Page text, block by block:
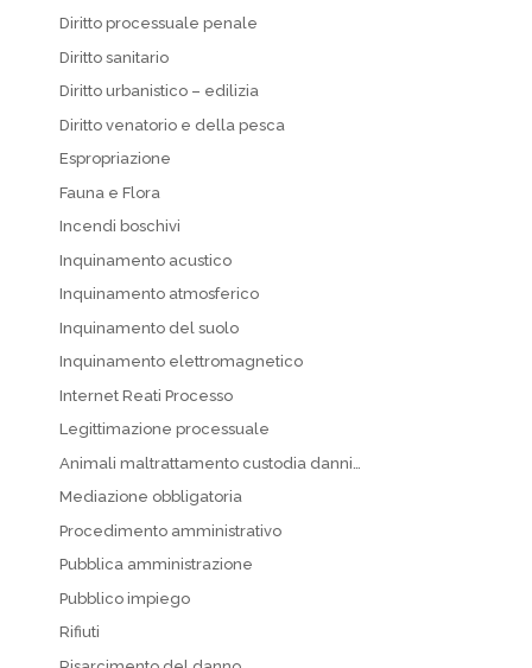
Diritto processuale penale
Diritto sanitario
Diritto urbanistico – edilizia
Diritto venatorio e della pesca
Espropriazione
Fauna e Flora
Incendi boschivi
Inquinamento acustico
Inquinamento atmosferico
Inquinamento del suolo
Inquinamento elettromagnetico
Internet Reati Processo
Legittimazione processuale
Animali maltrattamento custodia danni…
Mediazione obbligatoria
Procedimento amministrativo
Pubblica amministrazione
Pubblico impiego
Rifiuti